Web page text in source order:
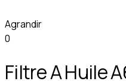
Agrandir
0
Filtre A Huile